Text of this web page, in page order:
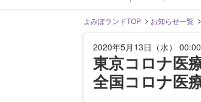
よみぽランドTOP お知らせ一覧
2020年5月13日（水） 00:00
東京コロナ医
全国コロナ医